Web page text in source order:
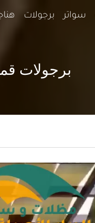
سواتر برجولات
برجولات